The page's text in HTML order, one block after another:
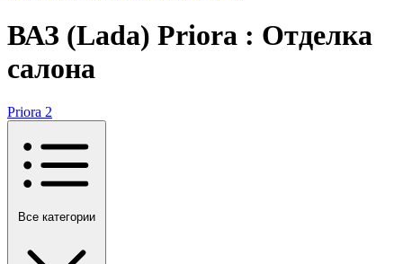
ВАЗ (Lada) Priora : Отделка
салона
Priora 2
Все категории